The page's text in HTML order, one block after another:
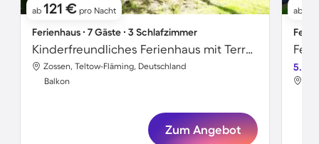
ab 121 € pro Nacht
Ferienhaus ∙ 7 Gäste ∙ 3 Schlafzimmer
Kinderfreundliches Ferienhaus mit Terrasse, Garten und Grill | Flussblick | Haustiere sind willkommen
Zossen, Teltow-Fläming, Deutschland
Balkon
Zum Angebot
ab
5.0